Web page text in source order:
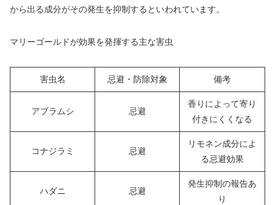
から出る成分がその発生を抑制するといわれています。
マリーゴールドが効果を発揮する主な害虫
害虫名 忌避・防除対象 備考
アブラムシ 忌避
香りによって寄り
付きにくくなる
コナジラミ 忌避
リモネン成分によ
る忌避効果
ハダニ 忌避
発生抑制の報告あ
り